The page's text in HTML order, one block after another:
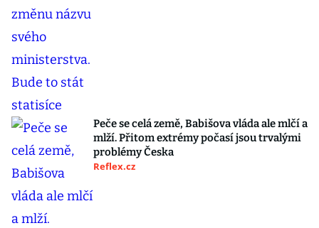
Peče se celá země, Babišova vláda ale mlčí a
mlží. Přitom extrémy počasí jsou trvalými
problémy Česka
Reflex.cz